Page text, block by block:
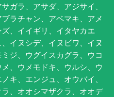
ガラ、アサダ、アジサイ、
ラチャン、アベマキ、アメ
、イイギリ、イタヤカエ
イヌシデ、イヌビワ、イヌ
ジ、ウグイスカグラ、ウコ
、ウメモドキ、ウルシ、ウ
キ、エンジュ、オウバイ、
、オオシマザクラ、オオデ